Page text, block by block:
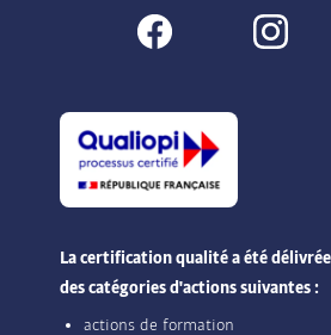
La certification qualité a été
des catégories d'actions suivantes :
actions de formation